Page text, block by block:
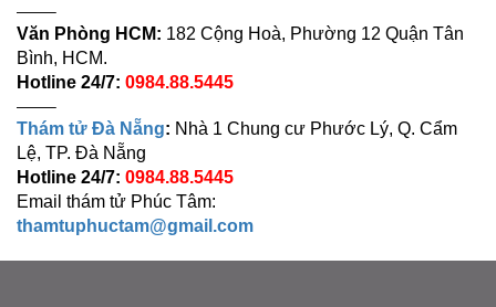
——–
Văn Phòng HCM: 182 Cộng Hoà, Phường 12 Quận Tân
Bình, HCM.
Hotline 24/7: 0984.88.5445
——–
Thám tử Đà Nẵng: Nhà 1 Chung cư Phước Lý, Q. Cẩm
Lệ, TP. Đà Nẵng
Hotline 24/7: 0984.88.5445
Email thám tử Phúc Tâm:
thamtuphuctam@gmail.com